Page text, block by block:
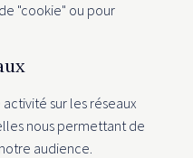
"cookie" ou pour
sur les réseaux
nous permettant de
audience.